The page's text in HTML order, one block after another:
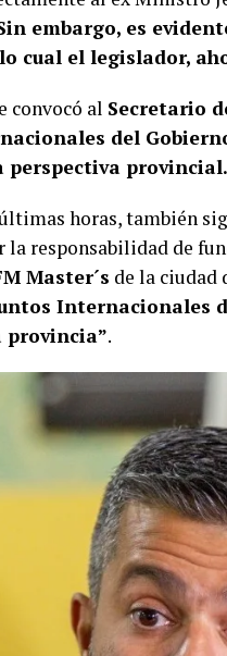
embargo, es
cual el legislador,
convocó al Secretario
del
provincial.
horas, también
responsabilidad de
Master´s de la ciudad
Internacionales
provincia”.